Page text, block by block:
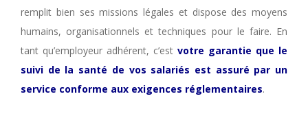
remplit bien ses missions légales et dispose des moyens
humains, organisationnels et techniques pour le faire. En
tant qu’employeur adhérent, c’est votre garantie que le
suivi de la santé de vos salariés est assuré par un
service conforme aux exigences réglementaires.